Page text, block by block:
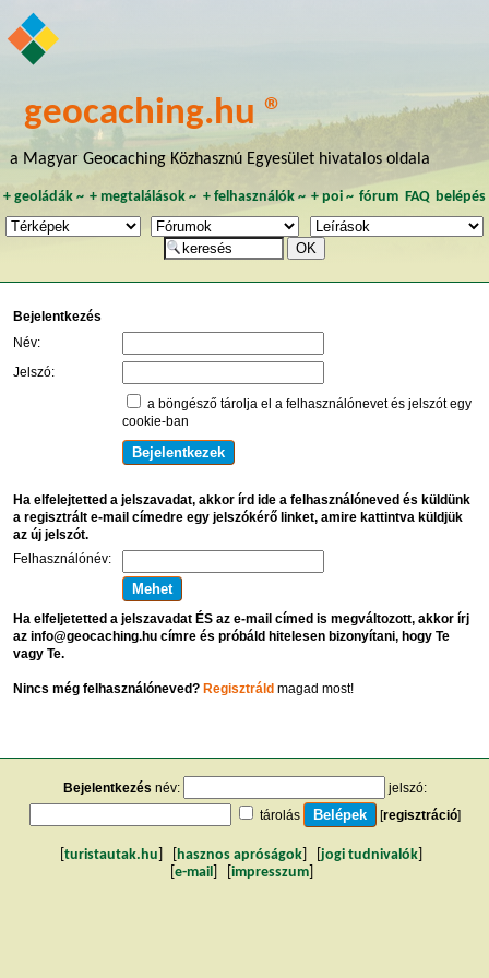
geocaching.hu ®
a Magyar Geocaching Közhasznú Egyesület hivatalos oldala
+ geoládák~ +megtalálások ~ + felhasználók~ + poi~ fórum FAQ belépés
Bejelentkezés
Név:
Jelszó:
a böngésző tárolja el a felhasználónevet és jelszót egy
cookie-ban
Ha elfelejtetted a jelszavadat, akkor írd ide a felhasználóneved és küldünk
a regisztrált e-mail címedre egy jelszókérő linket, amire kattintva küldjük
az új jelszót.
Felhasználónév:
Ha elfeljetetted a jelszavadat ÉS az e-mail címed is megváltozott, akkor írj
az info@geocaching.hu címre és próbáld hitelesen bizonyítani, hogy Te
vagy Te.
Nincs még felhasználóneved? Regisztráldmagad most!
Bejelentkezés név:
jelszó:
tárolás
[regisztráció]
turistautak.hu hasznos apróságok jogi tudnivalók
e-mail impresszum]